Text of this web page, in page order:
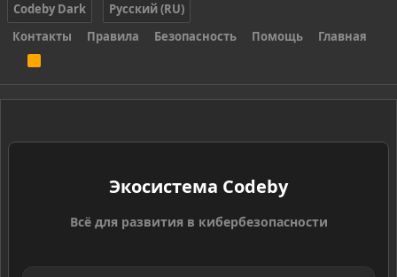
Codeby Dark
Русский (RU)
Контакты
Правила Безопасность Помощь Главная
S
Экосистема Codeby
Всё для развития в кибербезопасности